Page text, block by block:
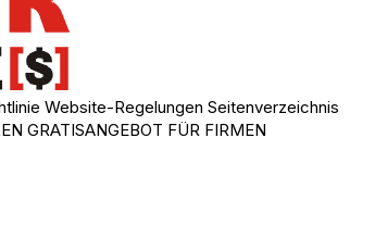
Website-Regelungen Seitenverzeichnis
GRATISANGEBOT FÜR FIRMEN